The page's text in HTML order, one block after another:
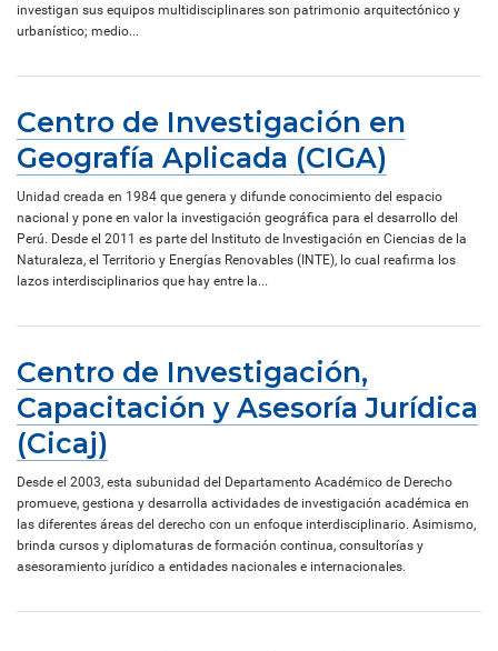
investigan sus equipos multidisciplinares son patrimonio arquitectónico y
urbanístico; medio...
Centro de Investigación en
Geografía Aplicada (CIGA)
Unidad creada en 1984 que genera y difunde conocimiento del espacio
nacional y pone en valor la investigación geográfica para el desarrollo del
Perú. Desde el 2011 es parte del Instituto de Investigación en Ciencias de la
Naturaleza, el Territorio y Energías Renovables (INTE), lo cual reafirma los
lazos interdisciplinarios que hay entre la...
Centro de Investigación,
Capacitación y Asesoría Jurídica
(Cicaj)
Desde el 2003, esta subunidad del Departamento Académico de Derecho
promueve, gestiona y desarrolla actividades de investigación académica en
las diferentes áreas del derecho con un enfoque interdisciplinario. Asimismo,
brinda cursos y diplomaturas de formación continua, consultorías y
asesoramiento jurídico a entidades nacionales e internacionales.